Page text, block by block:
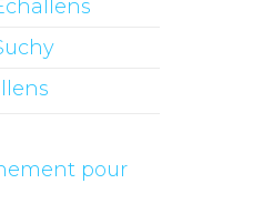
pour